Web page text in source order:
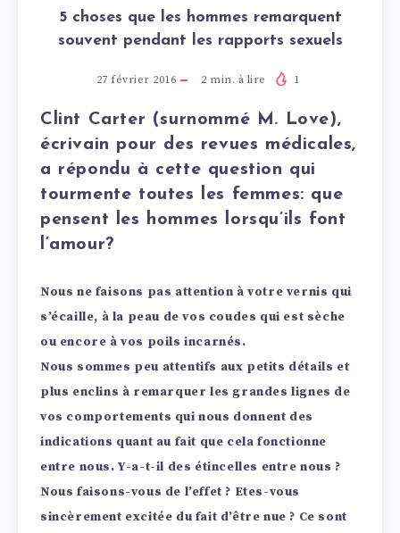
5 choses que les hommes remarquent
souvent pendant les rapports sexuels
27 février 2016 2 min. à lire 1
Clint Carter (surnommé M. Love),
écrivain pour des revues médicales,
a répondu à cette question qui
tourmente toutes les femmes: que
pensent les hommes lorsqu’ils font
l’amour?
Nous ne faisons pas attention à votre vernis qui
s’écaille, à la peau de vos coudes qui est sèche
ou encore à vos poils incarnés.
Nous sommes peu attentifs aux petits détails et
plus enclins à remarquer les grandes lignes de
vos comportements qui nous donnent des
indications quant au fait que cela fonctionne
entre nous. Y-a-t-il des étincelles entre nous ?
Nous faisons-vous de l’effet ? Etes-vous
sincèrement excitée du fait d’être nue ? Ce sont